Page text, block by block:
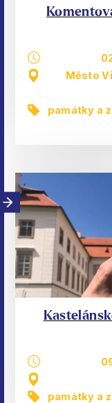
Město
památky a
památky a